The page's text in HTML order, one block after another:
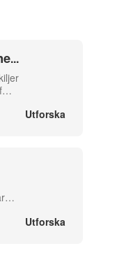
...
…
Utforska
…
Utforska